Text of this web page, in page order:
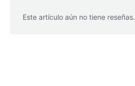
Este artículo aún no tiene reseñas.